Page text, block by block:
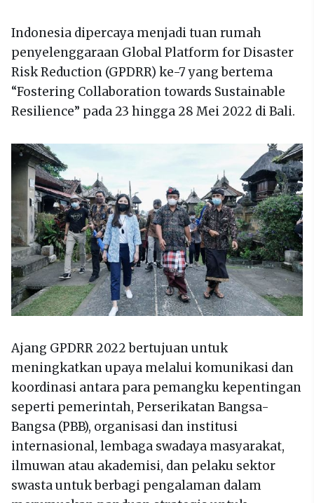
Indonesia dipercaya menjadi tuan rumah
penyelenggaraan Global Platform for Disaster
Risk Reduction (GPDRR) ke-7 yang bertema
“Fostering Collaboration towards Sustainable
Resilience” pada 23 hingga 28 Mei 2022 di Bali.
Ajang GPDRR 2022 bertujuan untuk
meningkatkan upaya melalui komunikasi dan
koordinasi antara para pemangku kepentingan
seperti pemerintah, Perserikatan Bangsa-
Bangsa (PBB), organisasi dan institusi
internasional, lembaga swadaya masyarakat,
ilmuwan atau akademisi, dan pelaku sektor
swasta untuk berbagi pengalaman dalam